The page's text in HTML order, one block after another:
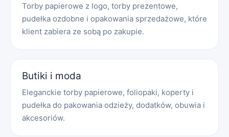
Torby papierowe z logo, torby prezentowe,
pudełka ozdobne i opakowania sprzedażowe, które
klient zabiera ze sobą po zakupie.
Butiki i moda
Eleganckie torby papierowe, foliopaki, koperty i
pudełka do pakowania odzieży, dodatków, obuwia i
akcesoriów.